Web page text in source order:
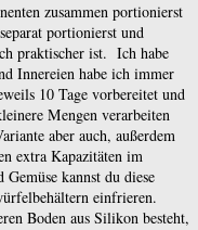
zusammen portionierst
portionierst und
praktischer ist. Ich habe
Innereien habe ich immer
10 Tage vorbereitet und
Mengen verarbeiten
aber auch, außerdem
extra Kapazitäten im
kannst du diese
einfrieren.
Boden aus Silikon besteht,